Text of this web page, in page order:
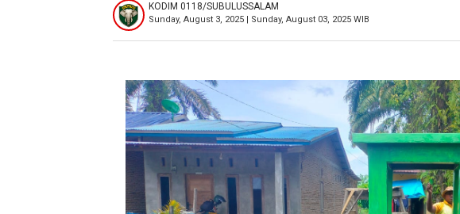
KODIM 0118/SUBULUSSALAM
Sunday, August 3, 2025 | Sunday, August 03, 2025 WIB